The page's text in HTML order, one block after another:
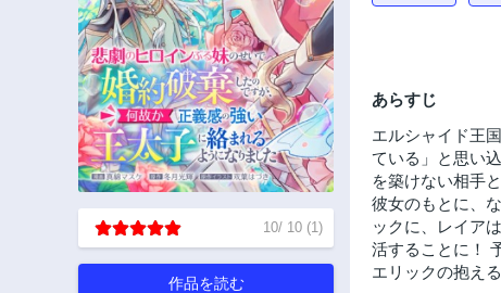
10/ 10 (1)
作品を読む
あらすじ
エルシャイド王
ている」と思い
を築けない相手
彼女のもとに、
ックに、レイア
活することに！
エリックの抱え